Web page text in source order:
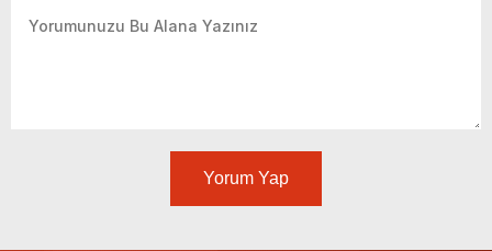
Yorum Yap